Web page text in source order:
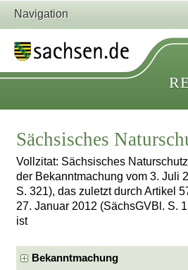
Navigation
Sächsisches
Vollzitat: Sächsisches
der Bekanntmachung vom 3. Juli
S. 321), das zuletzt durch Artikel
27. Januar 2012 (SächsGVBl. S.
ist
Bekanntmachung